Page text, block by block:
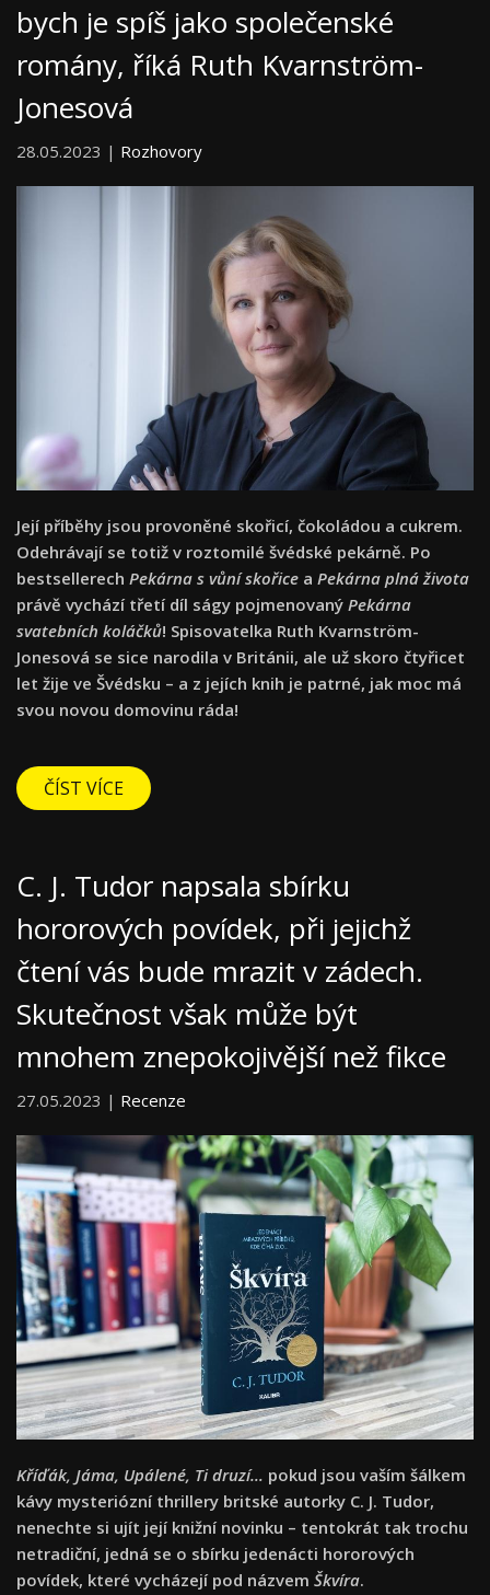
bych je spíš jako společenské
romány, říká Ruth Kvarnström-
Jonesová
28.05.2023 | Rozhovory
Její příběhy jsou provoněné skořicí, čokoládou a cukrem.
Odehrávají se totiž v roztomilé švédské pekárně. Po
bestsellerech Pekárna s vůní skořice a Pekárna plná života
právě vychází třetí díl ságy pojmenovaný Pekárna
svatebních koláčků! Spisovatelka Ruth Kvarnström-
Jonesová se sice narodila v Británii, ale už skoro čtyřicet
let žije ve Švédsku – a z jejích knih je patrné, jak moc má
svou novou domovinu ráda!
ČÍST VÍCE
C. J. Tudor napsala sbírku
hororových povídek, při jejichž
čtení vás bude mrazit v zádech.
Skutečnost však může být
mnohem znepokojivější než fikce
27.05.2023 | Recenze
Kříďák, Jáma, Upálené, Ti druzí… pokud jsou vaším šálkem
kávy mysteriózní thrillery britské autorky C. J. Tudor,
nenechte si ujít její knižní novinku – tentokrát tak trochu
netradiční, jedná se o sbírku jedenácti hororových
povídek, které vycházejí pod názvem Škvíra.